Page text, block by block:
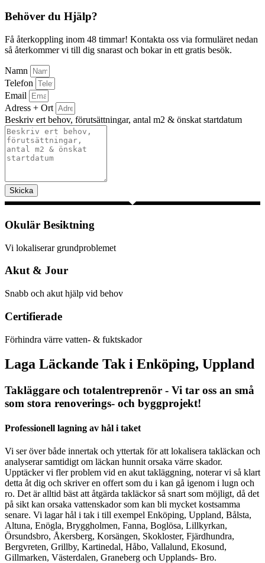
Behöver du Hjälp?
Få återkoppling inom 48 timmar! Kontakta oss via formuläret nedan
så återkommer vi till dig snarast och bokar in ett gratis besök.
Namn
Telefon
Email
Adress + Ort
Beskriv ert behov, förutsättningar, antal m2 & önskat startdatum
Skicka
Okulär Besiktning
Vi lokaliserar grundproblemet
Akut & Jour
Snabb och akut hjälp vid behov
Certifierade
Förhindra värre vatten- & fuktskador
Laga Läckande Tak i Enköping, Uppland
Takläggare och totalentreprenör - Vi tar oss an små
som stora renoverings- och byggprojekt!
Professionell lagning av hål i taket
Vi ser över både innertak och yttertak för att lokalisera takläckan och
analyserar samtidigt om läckan hunnit orsaka värre skador.
Upptäcker vi fler problem vid en akut takläggning, noterar vi så klart
detta åt dig och skriver en offert som du i kan gå igenom i lugn och
ro. Det är alltid bäst att åtgärda takläckor så snart som möjligt, då det
på sikt kan orsaka vattenskador som kan bli mycket kostsamma
senare. Vi lagar hål i tak i till exempel Enköping, Uppland, Bålsta,
Altuna, Enögla, Bryggholmen, Fanna, Boglösa, Lillkyrkan,
Örsundsbro, Åkersberg, Korsängen, Skokloster, Fjärdhundra,
Bergvreten, Grillby, Kartinedal, Håbo, Vallalund, Ekosund,
Gillmarken, Västerdalen, Graneberg och Upplands- Bro.